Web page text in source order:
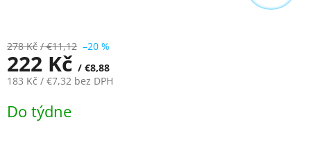
278 Kč / €11,12 –20 %
222 Kč / €8,88
183 Kč / €7,32 bez DPH
cena:
Do týdne